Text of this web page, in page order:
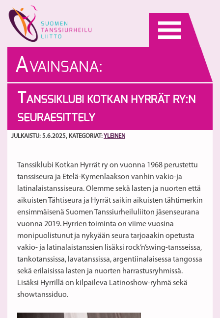
content
AVAINSANA:
SEURAESITTELY
KOTKAN HYRRÄT
TANSSIKLUBI KOTKAN HYRRÄT RY:N
SEURAESITTELY
JULKAISTU: 5.6.2025, KATEGORIAT: YLEINEN
Tanssiklubi Kotkan Hyrrät ry on vuonna 1968 perustettu
tanssiseura ja Etelä-Kymenlaakson vanhin vakio-ja
latinalaistanssiseura. Olemme sekä lasten ja nuorten että
aikuisten Tähtiseura ja Hyrrät saikin aikuisten tähtimerkin
ensimmäisenä Suomen Tanssiurheiluliiton jäsenseurana
vuonna 2019. Hyrrien toiminta on viime vuosina
monipuolistunut ja nykyään seura tarjoaakin opetusta
vakio- ja latinalaistanssien lisäksi rock’n’swing-tansseissa,
tankotanssissa, lavatanssissa, argentiinalaisessa tangossa
sekä erilaisissa lasten ja nuorten harrastusryhmissä.
Lisäksi Hyrrillä on kilpaileva Latinoshow-ryhmä sekä
showtanssiduo.